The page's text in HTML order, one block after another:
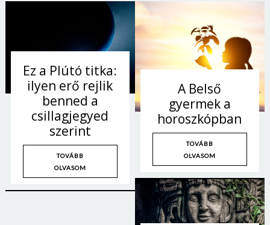
Ez a Plútó titka:
ilyen erő rejlik
benned a
csillagjegyed
szerint
TOVÁBB
OLVASOM
A Belső
gyermek a
horoszkópban
TOVÁBB
OLVASOM